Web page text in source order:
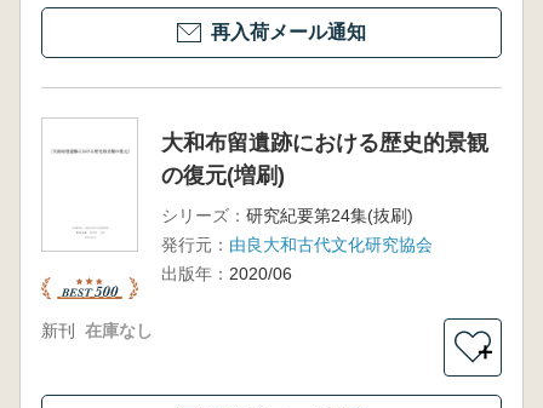
再入荷メール通知
大和布留遺跡における歴史的景観
の復元(増刷)
シリーズ： 研究紀要第24集(抜刷)
発行元： 由良大和古代文化研究協会
出版年： 2020/06
新刊 在庫なし
＋